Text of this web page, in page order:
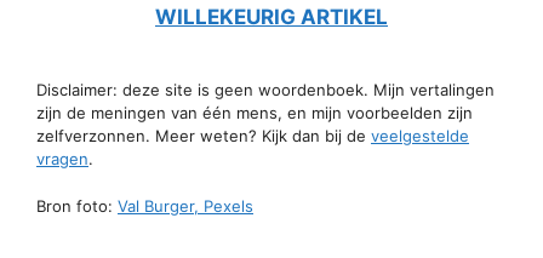
WILLEKEURIG ARTIKEL
Disclaimer: deze site is geen woordenboek. Mijn vertalingen
zijn de meningen van één mens, en mijn voorbeelden zijn
zelfverzonnen. Meer weten? Kijk dan bij de veelgestelde
vragen.
Bron foto: Val Burger, Pexels